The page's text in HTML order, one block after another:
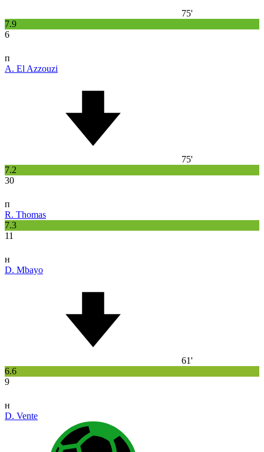
75'
7.9
6
п
A. El Azzouzi
75'
7.2
30
п
R. Thomas
7.3
11
н
D. Mbayo
61'
6.6
9
н
D. Vente